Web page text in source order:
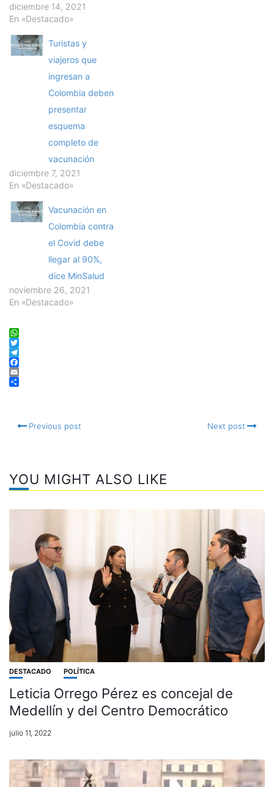
diciembre 14, 2021
En «Destacado»
Turistas y
viajeros que
ingresan a
Colombia deben
presentar
esquema
completo de
vacunación
diciembre 7, 2021
En «Destacado»
Vacunación en
Colombia contra
el Covid debe
llegar al 90%,
dice MinSalud
noviembre 26, 2021
En «Destacado»
WhatsApp
Twitter
Telegram
Facebook
Email
Previous post Next post
YOU MIGHT ALSO LIKE
DESTACADO POLÍTICA
Leticia Orrego Pérez es concejal de
Medellín y del Centro Democrático
julio 11, 2022